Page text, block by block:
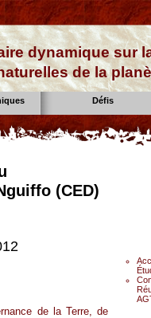
dynamique sur
de la
Défis
(CED)
de la Terre, de